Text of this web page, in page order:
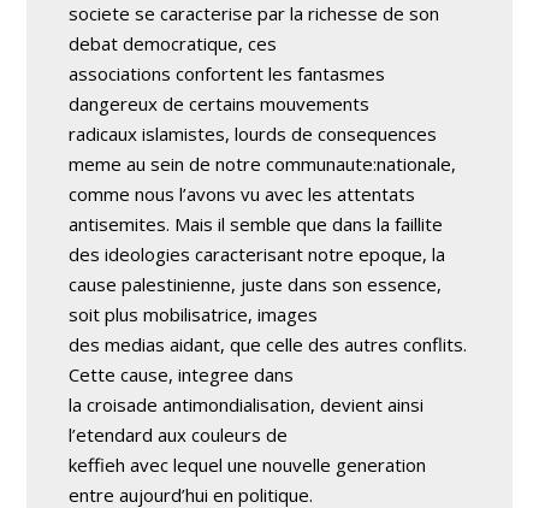
societe se caracterise par la richesse de son
debat democratique, ces
associations confortent les fantasmes
dangereux de certains mouvements
radicaux islamistes, lourds de consequences
meme au sein de notre communaute:nationale,
comme nous l’avons vu avec les attentats
antisemites. Mais il semble que dans la faillite
des ideologies caracterisant notre epoque, la
cause palestinienne, juste dans son essence,
soit plus mobilisatrice, images
des medias aidant, que celle des autres conflits.
Cette cause, integree dans
la croisade antimondialisation, devient ainsi
l’etendard aux couleurs de
keffieh avec lequel une nouvelle generation
entre aujourd’hui en politique.